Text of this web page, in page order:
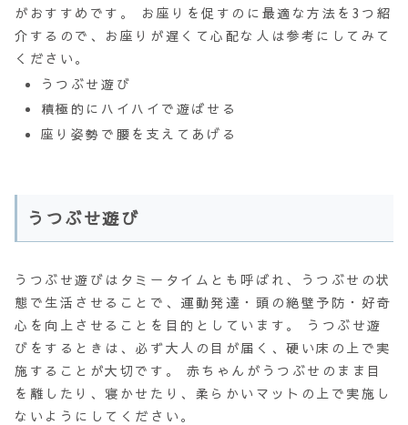
がおすすめです。 お座りを促すのに最適な方法を3つ紹
介するので、お座りが遅くて心配な人は参考にしてみて
ください。
うつぶせ遊び
積極的にハイハイで遊ばせる
座り姿勢で腰を支えてあげる
うつぶせ遊び
うつぶせ遊びは タミータイム とも呼ばれ、うつぶせの状
態で生活させることで、運動発達・頭の絶壁予防・好奇
心を向上させることを目的としています。 うつぶせ遊
びをするときは、必ず大人の目が届く、硬い床の上で実
施することが大切です。 赤ちゃんがうつぶせのまま目
を離したり、寝かせたり、柔らかいマットの上で実施し
ないようにしてください。